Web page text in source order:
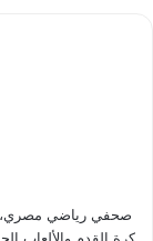
صحفي رياضي مصري،
كرة القدم والألعاب